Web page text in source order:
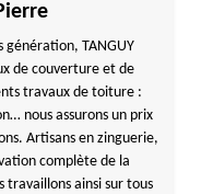
génération, TANGUY
de couverture et de
travaux de toiture :
nous assurons un prix
Artisans en zinguerie,
complète de la
travaillons ainsi sur tous